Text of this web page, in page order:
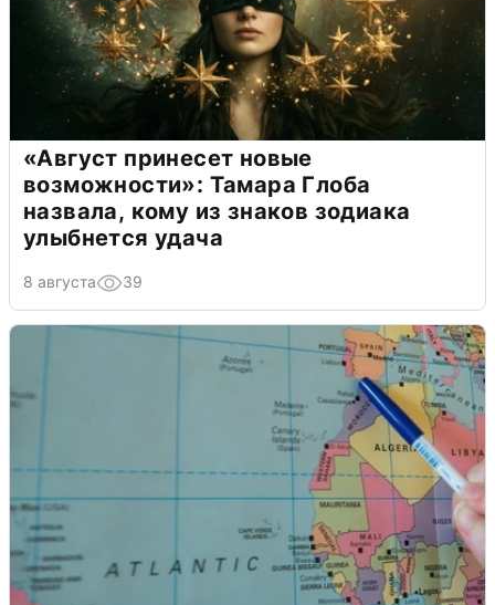
«Август принесет новые
возможности»: Тамара Глоба
назвала, кому из знаков зодиака
улыбнется удача
8 августа 39